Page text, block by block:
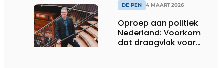
DE PEN 4 MAART 2026
Oproep aan politiek
Nederland: Voorkom
dat draagvlak voor